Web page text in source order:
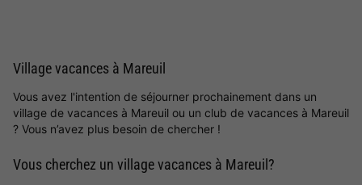
Village vacances à Mareuil
Vous avez l'intention de séjourner prochainement dans un
village de vacances à Mareuil ou un club de vacances à Mareuil
? Vous n’avez plus besoin de chercher !
Vous cherchez un village vacances à Mareuil?